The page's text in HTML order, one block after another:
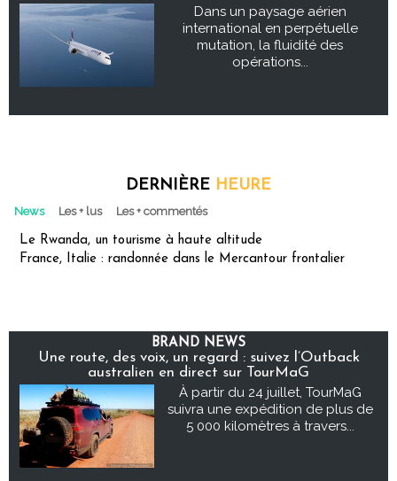
Dans un paysage aérien
international en perpétuelle
mutation, la fluidité des
opérations...
DERNIÈRE HEURE
News Les + lus Les + commentés
Le Rwanda, un tourisme à haute altitude
France, Italie : randonnée dans le Mercantour frontalier
BRAND NEWS
Une route, des voix, un regard : suivez l’Outback
australien en direct sur TourMaG
À partir du 24 juillet, TourMaG
suivra une expédition de plus de
5 000 kilomètres à travers...